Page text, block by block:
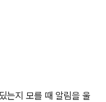
는지 모를 때 알림을 울